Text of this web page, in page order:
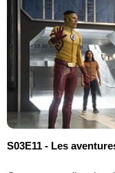
S03E11 - Les